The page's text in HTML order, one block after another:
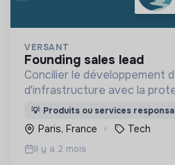
VERSANT
founding sales lead
Concilier le développement
d'infrastructure avec la
restauration de la
💡 Produits ou services
Paris, France Tech
Il y a 2 mois